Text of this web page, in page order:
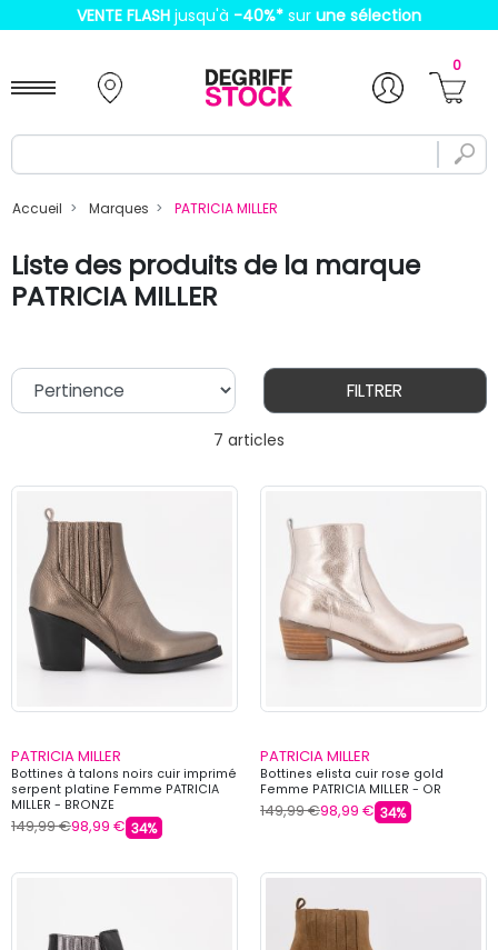
VENTE FLASH jusqu'à -40%* sur une sélection
0
Accueil Marques PATRICIA MILLER
Liste des produits de la marque
PATRICIA MILLER
7 articles
FILTRER
PATRICIA MILLER
Bottines à talons noirs cuir imprimé
serpent platine Femme PATRICIA
MILLER - BRONZE
149,99 €98,99 € 34%
PATRICIA MILLER
Bottines elista cuir rose gold
Femme PATRICIA MILLER - OR
149,99 €98,99 € 34%